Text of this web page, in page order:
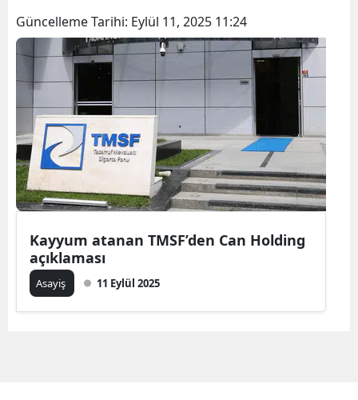
Güncelleme Tarihi: Eylül 11, 2025 11:24
Kayyum atanan TMSF’den Can Holding
açıklaması
Asayiş 11 Eylül 2025